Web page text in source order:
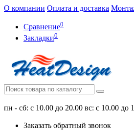
О компании Оплата и доставка
Сравнение0
Закладки0
пн - сб: с 10.00 до 20.00 вс: с 10.00 до
Заказать обратный звонок